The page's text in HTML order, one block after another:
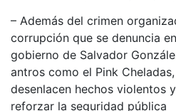
– Además del crimen
corrupción que se denuncia
gobierno de Salvador
antros como el Pink
desenlacen hechos violentos
reforzar la seguridad pública